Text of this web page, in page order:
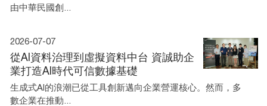
由中華民國創...
2026-07-07
從AI資料治理到虛擬資料中台 資誠助企
業打造AI時代可信數據基礎
生成式AI的浪潮已從工具創新邁向企業營運核心。然而，多
數企業在推動...